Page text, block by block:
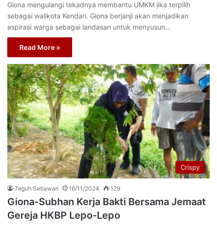
Giona mengulangi tekadnya membantu UMKM jika terpilih
sebagai walikota Kendari. Giona berjanji akan menjadikan
aspirasi warga sebagai landasan untuk menyusun…
Read More »
Crispy
Teguh Setiawan 16/11/2024 129
Giona-Subhan Kerja Bakti Bersama Jemaat
Gereja HKBP Lepo-Lepo